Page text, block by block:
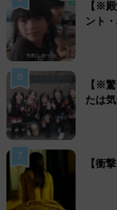
【※
ント
6
【※
たは
7
【衝